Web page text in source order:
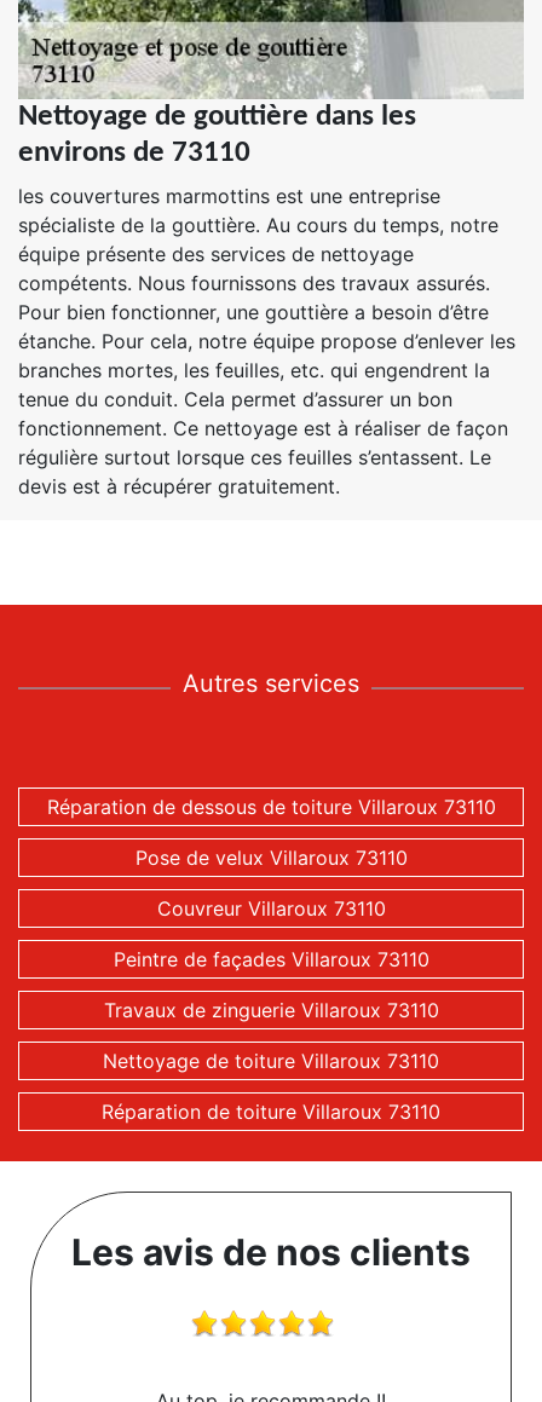
Nettoyage de gouttière dans les
environs de 73110
les couvertures marmottins est une entreprise
spécialiste de la gouttière. Au cours du temps, notre
équipe présente des services de nettoyage
compétents. Nous fournissons des travaux assurés.
Pour bien fonctionner, une gouttière a besoin d’être
étanche. Pour cela, notre équipe propose d’enlever les
branches mortes, les feuilles, etc. qui engendrent la
tenue du conduit. Cela permet d’assurer un bon
fonctionnement. Ce nettoyage est à réaliser de façon
régulière surtout lorsque ces feuilles s’entassent. Le
devis est à récupérer gratuitement.
Autres services
Réparation de dessous de toiture Villaroux 73110
Pose de velux Villaroux 73110
Couvreur Villaroux 73110
Peintre de façades Villaroux 73110
Travaux de zinguerie Villaroux 73110
Nettoyage de toiture Villaroux 73110
Réparation de toiture Villaroux 73110
Les avis de nos clients